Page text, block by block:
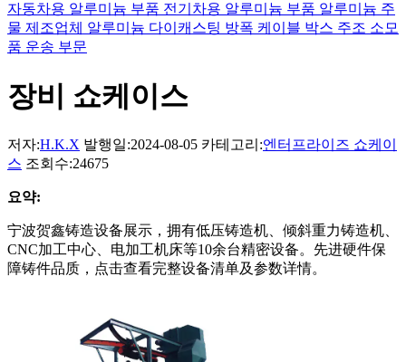
자동차용 알루미늄 부품 전기차용 알루미늄 부품 알루미늄 주
물 제조업체 알루미늄 다이캐스팅 방폭 케이블 박스 주조 소모
품 운송 부문
장비 쇼케이스
저자:H.K.X 발행일:2024-08-05 카테고리:엔터프라이즈 쇼케이
스 조회수:24675
요약:
宁波贺鑫铸造设备展示，拥有低压铸造机、倾斜重力铸造机、
CNC加工中心、电加工机床等10余台精密设备。先进硬件保
障铸件品质，点击查看完整设备清单及参数详情。